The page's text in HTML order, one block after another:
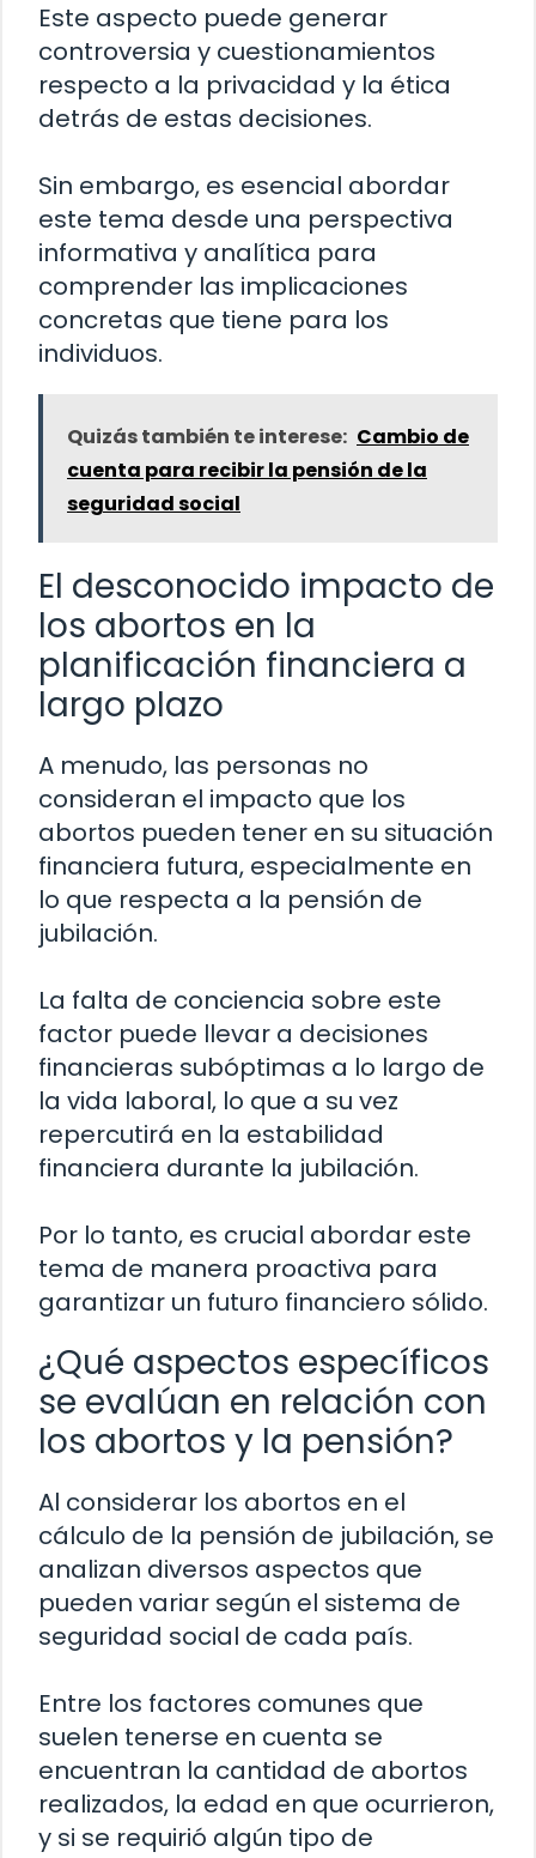
Este aspecto puede generar
controversia y cuestionamientos
respecto a la privacidad y la ética
detrás de estas decisiones.
Sin embargo, es esencial abordar
este tema desde una perspectiva
informativa y analítica para
comprender las implicaciones
concretas que tiene para los
individuos.
Quizás también te interese: Cambio de
cuenta para recibir la pensión de la
seguridad social
El desconocido impacto de
los abortos en la
planificación financiera a
largo plazo
A menudo, las personas no
consideran el impacto que los
abortos pueden tener en su situación
financiera futura, especialmente en
lo que respecta a la pensión de
jubilación.
La falta de conciencia sobre este
factor puede llevar a decisiones
financieras subóptimas a lo largo de
la vida laboral, lo que a su vez
repercutirá en la estabilidad
financiera durante la jubilación.
Por lo tanto, es crucial abordar este
tema de manera proactiva para
garantizar un futuro financiero sólido.
¿Qué aspectos específicos
se evalúan en relación con
los abortos y la pensión?
Al considerar los abortos en el
cálculo de la pensión de jubilación, se
analizan diversos aspectos que
pueden variar según el sistema de
seguridad social de cada país.
Entre los factores comunes que
suelen tenerse en cuenta se
encuentran la cantidad de abortos
realizados, la edad en que ocurrieron,
y si se requirió algún tipo de